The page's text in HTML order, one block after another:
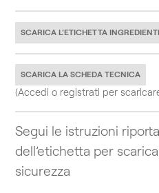
SCARICA L'ETICHETTA INGREDIENTI
SCARICA LA SCHEDA TECNICA
(Accedi o registrati per
Segui le istruzioni
dell’etichetta per
sicurezza